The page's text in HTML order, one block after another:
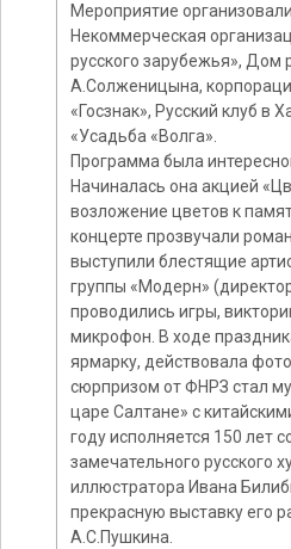
Мероприятие
Некоммерческая
русского зарубежья», Дом
А.Солженицына,
«Госзнак», Русский клуб в
«Усадьба «Волга».
Программа была
Начиналась она акцией
возложение цветов к
концерте прозвучали
выступили блестящие
группы «Модерн»
проводились игры,
микрофон. В ходе
ярмарку, действовала
сюрпризом от ФНРЗ стал
царе Салтане» с
году исполняется 150 лет
замечательного русского
иллюстратора Ивана
прекрасную выставку его
А.С.Пушкина.